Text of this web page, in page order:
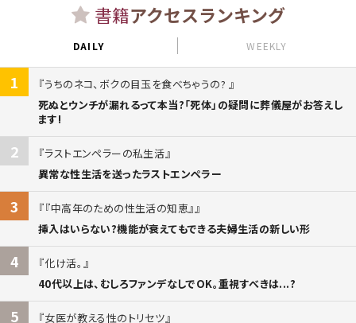
書籍アクセスランキング
DAILY WEEKLY
1
うちのネコ、ボクの目玉を食べちゃうの?
死ぬとウンチが漏れるって本当?「死体」の疑問に葬儀屋がお答えし
ます!
2
ラストエンペラーの私生活
異常な性生活を送ったラストエンペラー
3
『中高年のための性生活の知恵』
挿入はいらない?機能が衰えてもできる夫婦生活の新しい形
4
化け活。
40代以上は、むしろファンデなしでOK。重視すべきは...?
5
女医が教える性のトリセツ